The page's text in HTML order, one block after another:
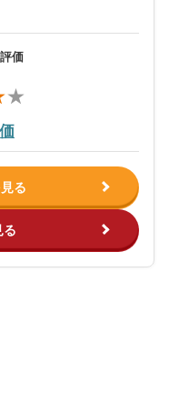
価
る
る